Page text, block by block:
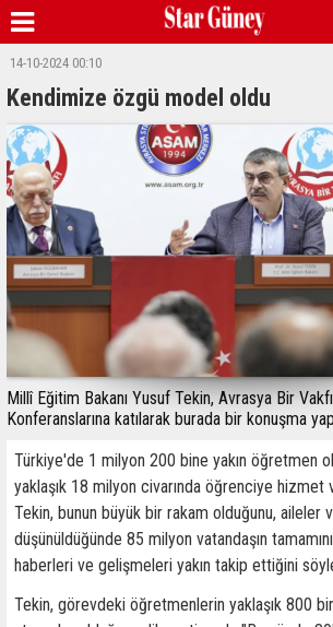
14-10-2024 00:10
Kendimize özgü model oldu
Millî Eğitim Bakanı Yusuf Tekin, Avrasya Bir
Konferanslarına katılarak burada bir konuşma
Türkiye'de 1 milyon 200 bine yakın öğretmen
yaklaşık 18 milyon civarında öğrenciye hizmet
Tekin, bunun büyük bir rakam olduğunu, aileler
düşünüldüğünde 85 milyon vatandaşın
haberleri ve gelişmeleri yakın takip ettiğini
Tekin, görevdeki öğretmenlerin yaklaşık 800